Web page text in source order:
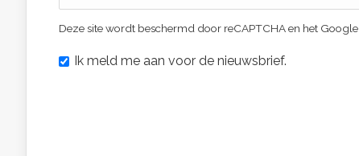
Deze site wordt beschermd door reCAPTCHA en het Google
Ik meld me aan voor de nieuwsbrief.